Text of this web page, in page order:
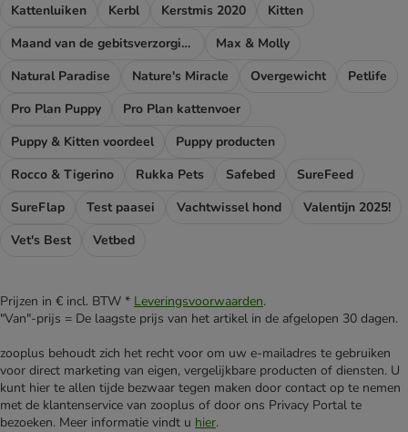
Kattenluiken
Kerbl Kerstmis 2020
Kitten
Maand van de gebitsverzorging
Max & Molly
Natural Paradise
Nature's Miracle Overgewicht
Petlife
Pro Plan Puppy
Pro Plan kattenvoer
Puppy & Kitten voordeel
Puppy producten
Rocco & Tigerino
Rukka Pets Safebed
SureFeed
SureFlap
Test paasei Vachtwissel hond
Valentijn 2025!
Vet's Best
Vetbed
Prijzen in € incl. BTW * Leveringsvoorwaarden.
"Van"-prijs = De laagste prijs van het artikel in de afgelopen 30 dagen.
zooplus behoudt zich het recht voor om uw e-mailadres te gebruiken
voor direct marketing van eigen, vergelijkbare producten of diensten. U
kunt hier te allen tijde bezwaar tegen maken door contact op te nemen
met de klantenservice van zooplus of door ons Privacy Portal te
bezoeken. Meer informatie vindt u hier.